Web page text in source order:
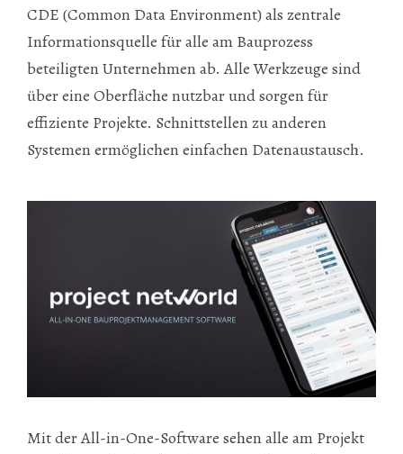
CDE (Common Data Environment) als zentrale
Informationsquelle für alle am Bauprozess
beteiligten Unternehmen ab. Alle Werkzeuge sind
über eine Oberfläche nutzbar und sorgen für
effiziente Projekte. Schnittstellen zu anderen
Systemen ermöglichen einfachen Datenaustausch.
Mit der All-in-One-Software sehen alle am Projekt